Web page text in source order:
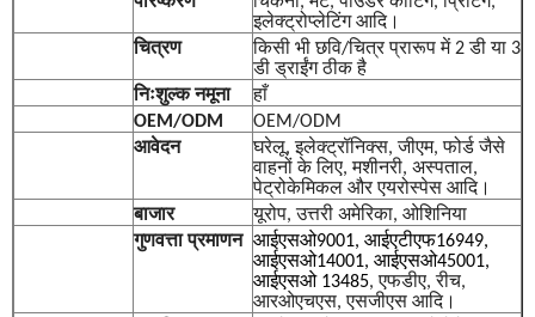
इलेक्ट्रोप्लेटिंग आदि।
चित्रण
किसी भी छवि/चित्र प्रारूप में 2 डी या 3
डी ड्राईंग ठीक है
निःशुल्क नमूना
हाँ
OEM/ODM
OEM/ODM
आवेदन
घरेलू, इलेक्ट्रॉनिक्स, जीएम, फोर्ड जैसे
वाहनों के लिए, मशीनरी, अस्पताल,
पेट्रोकेमिकल और एयरोस्पेस आदि।
बाजार
यूरोप, उत्तरी अमेरिका, ओशिनिया
गुणवत्ता प्रमाणन आईएसओ9001, आईएटीएफ16949,
आईएसओ14001, आईएसओ45001,
आईएसओ 13485, एफडीए, रीच,
आरओएचएस, एसजीएस आदि।